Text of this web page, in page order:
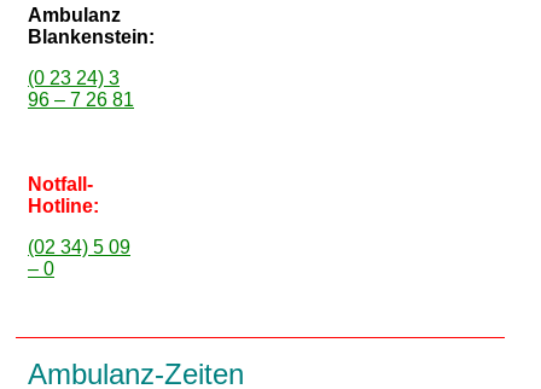
Ambulanz
Blankenstein:
(0 23 24) 3
96 – 7 26 81
Notfall-
Hotline:
(02 34) 5 09
– 0
Ambulanz-Zeiten